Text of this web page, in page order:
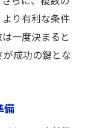
り有利な条件
一度決まると
成功の鍵とな
備